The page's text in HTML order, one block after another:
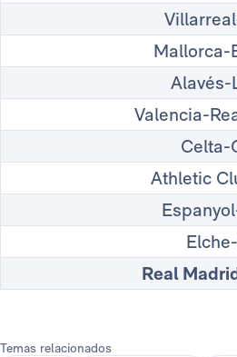
Mallorca-
Alavés-
Valencia-
Celta-
Athletic
Real
Temas relacionados